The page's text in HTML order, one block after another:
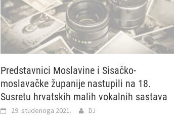
Predstavnici Moslavine i Sisačko-
moslavačke županije nastupili na 18.
Susretu hrvatskih malih vokalnih sastava
29. studenoga 2021. DJ